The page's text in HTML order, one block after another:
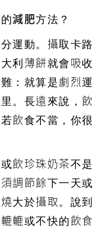
減肥方法？
運動。攝取卡路
利薄餅就會吸收
：就算是劇烈運
。長遠來說，飲
飲食不當，你很
飲珍珠奶茶不是
調節餘下一天或
大於攝取。說到
轆或不快的飲食